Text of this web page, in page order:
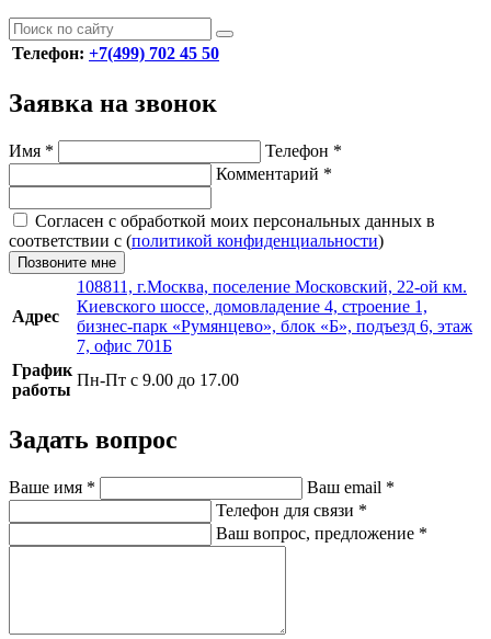
Телефон: +7(499) 702 45 50
Заявка на звонок
Имя * Телефон *
Комментарий *
Согласен с обработкой моих персональных данных в
соответствии с (политикой конфиденциальности)
Позвоните мне
Адрес
108811, г.Москва, поселение Московский, 22-ой км.
Киевского шоссе, домовладение 4, строение 1,
бизнес-парк «Румянцево», блок «Б», подъезд 6, этаж
7, офис 701Б
График
работы
Пн-Пт с 9.00 до 17.00
Задать вопрос
Ваше имя * Ваш email *
Телефон для связи *
Ваш вопрос, предложение *